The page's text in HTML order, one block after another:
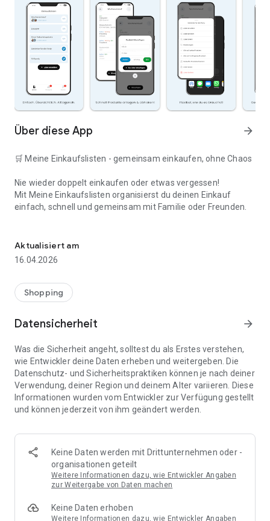
Über diese App arrow_forward
🛒 Meine Einkaufslisten - gemeinsam einkaufen, ohne Chaos
Nie wieder doppelt einkaufen oder etwas vergessen!
Mit Meine Einkaufslisten organisierst du deinen Einkauf
einfach, schnell und gemeinsam mit Familie oder Freunden.
👨‍👩‍👧 Gemeinsame Einkaufslisten in Echtzeit: Alle sehen
⚡ Superschnell & einfach: Liste in Sekunden erstellen und
sofort loslegen.
📱 Immer dabei: Deine Einkaufsliste ist jederzeit auf deinem
🤝 Teilen leicht gemacht: Lade andere ein und erledigt den
Einkauf gemeinsam.
🍳 Zutaten direkt aus Rezepten übernehmen: Importiere
Zutaten von Rezept-Webseiten und verwandle sie
🚀 DEINE VORTEILE IM ALLTAG
* Nie wieder doppelte Einkäufe
* Kein Chaos mehr beim Einkaufen
* Bessere Abstimmung mit Familie & Freunden
* Perfekt für die Essensplanung
Aktualisiert am
16.04.2026
Shopping
Datensicherheit arrow_forward
Was die Sicherheit angeht, solltest du als Erstes verstehen,
wie Entwickler deine Daten erheben und weitergeben. Die
Datenschutz- und Sicherheitspraktiken können je nach deiner
Verwendung, deiner Region und deinem Alter variieren. Diese
Informationen wurden vom Entwickler zur Verfügung gestellt
und können jederzeit von ihm geändert werden.
Keine Daten werden mit Drittunternehmen oder -
organisationen geteilt
Weitere Informationen dazu, wie Entwickler Angaben
zur Weitergabe von Daten machen
Keine Daten erhoben
Weitere Informationen dazu, wie Entwickler Angaben